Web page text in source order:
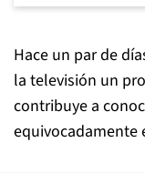
Hace un par de
la televisión un
contribuye a
equivocadamente